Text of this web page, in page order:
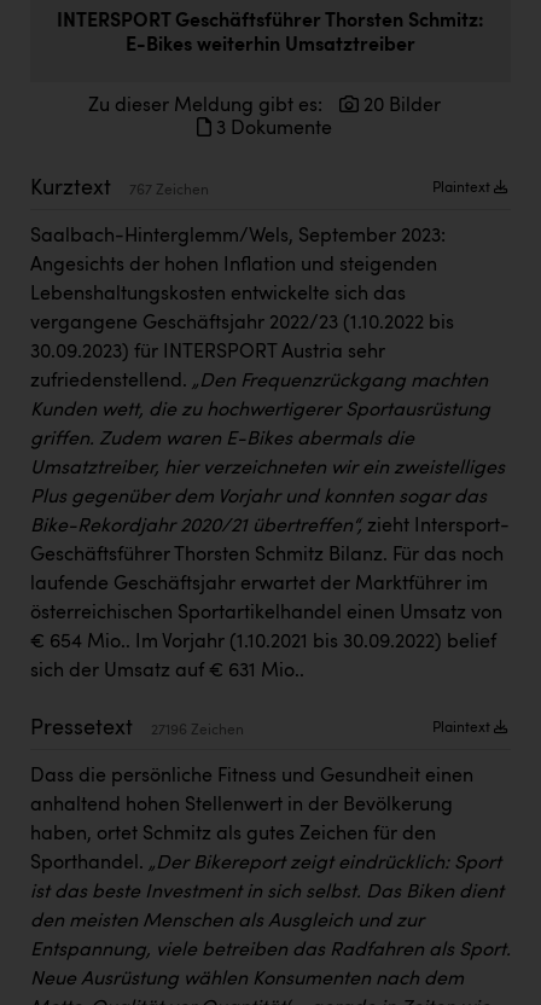
Doppler Gruppe
everfield
Fristads Austria
HIG Infomotion Group
IFE Austria GmbH
Immotech
INTERSPAR
INTERSPORT Austria
Jesolo
Jane Goodall Institute Austria
Kärcher
Karin Liedl
KEBA
KLIPP Frisör
Kleider Bauer
Kremsmüller Anlagenbau GmbH
Maximarkt
Oldtimer Raststationen und Motorhotels
Österreichischer Kachelofenverband
INTERSPORT Geschäftsführer Thorsten Schmitz:
E-Bikes weiterhin Umsatztreiber
Zu dieser Meldung gibt es:
20 Bilder
3 Dokumente
Kurztext 767 Zeichen Plaintext
Saalbach-Hinterglemm/Wels, September 2023:
Angesichts der hohen Inflation und steigenden
Lebenshaltungskosten entwickelte sich das
vergangene Geschäftsjahr 2022/23 (1.10.2022 bis
30.09.2023) für INTERSPORT Austria sehr
zufriedenstellend. „Den Frequenzrückgang machten
Kunden wett, die zu hochwertigerer Sportausrüstung
griffen. Zudem waren E-Bikes abermals die
Umsatztreiber, hier verzeichneten wir ein zweistelliges
Plus gegenüber dem Vorjahr und konnten sogar das
Bike-Rekordjahr 2020/21 übertreffen“, zieht Intersport-
Geschäftsführer Thorsten Schmitz Bilanz. Für das noch
laufende Geschäftsjahr erwartet der Marktführer im
österreichischen Sportartikelhandel einen Umsatz von
€ 654 Mio.. Im Vorjahr (1.10.2021 bis 30.09.2022) belief
sich der Umsatz auf € 631 Mio..
Pressetext 27196 Zeichen Plaintext
Dass die persönliche Fitness und Gesundheit einen
anhaltend hohen Stellenwert in der Bevölkerung
haben, ortet Schmitz als gutes Zeichen für den
Sporthandel. „Der Bikereport zeigt eindrücklich: Sport
ist das beste Investment in sich selbst. Das Biken dient
den meisten Menschen als Ausgleich und zur
Entspannung, viele betreiben das Radfahren als Sport.
Neue Ausrüstung wählen Konsumenten nach dem